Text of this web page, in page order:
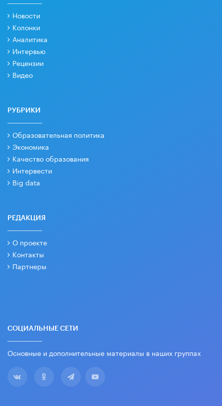
Новости
Колонки
Аналитика
Интервью
Рецензии
Видео
РУБРИКИ
Образовательная политика
Экономика
Качество образования
Интервести
Big data
РЕДАКЦИЯ
О проекте
Контакты
Партнеры
СОЦИАЛЬНЫЕ СЕТИ
Основные и дополнительные материалы в наших группах